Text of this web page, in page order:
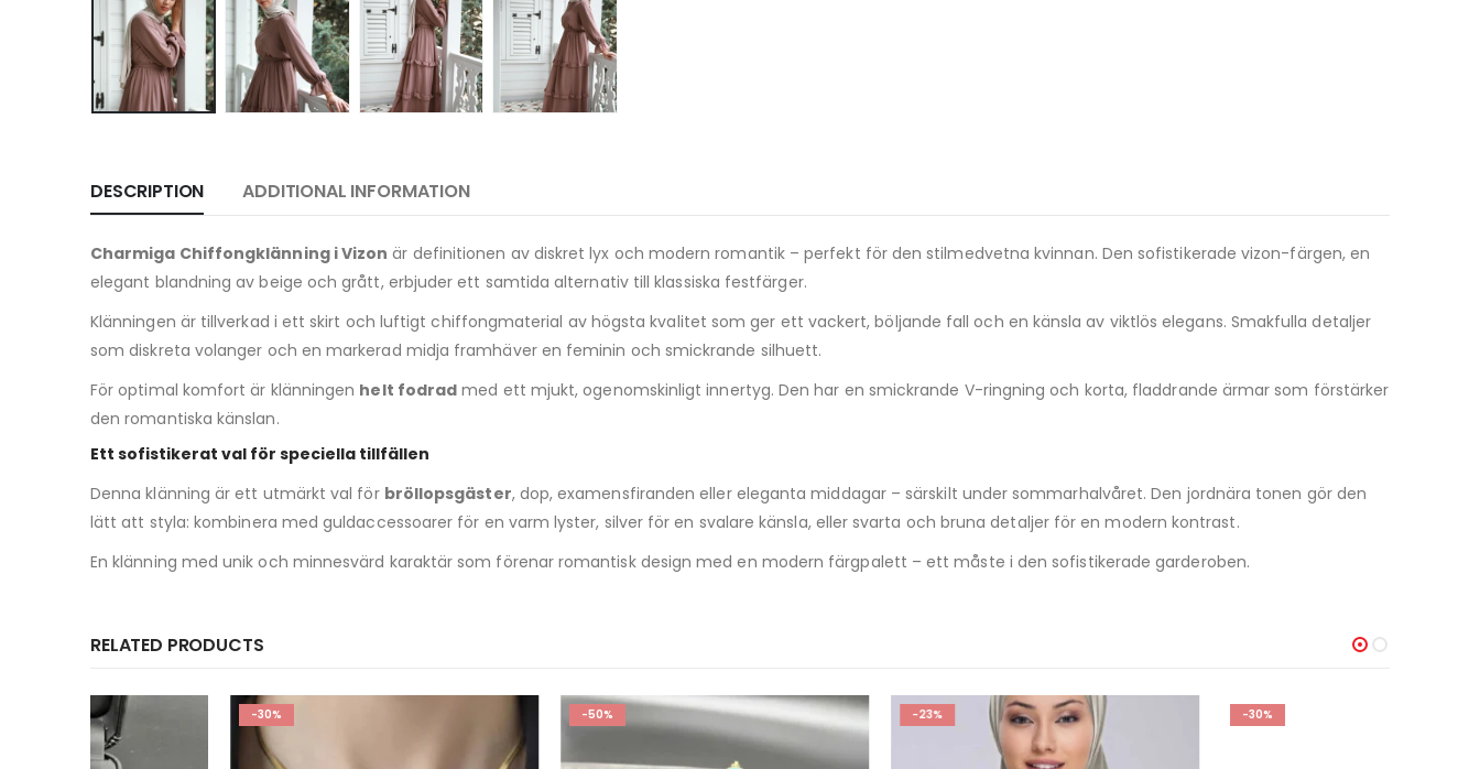
DESCRIPTION ADDITIONAL INFORMATION
Charmiga Chiffongklänning i Vizon är definitionen av diskret lyx och modern romantik – perfekt för den stilmedvetna kvinnan. Den sofistikerade vizon-färgen, en
elegant blandning av beige och grått, erbjuder ett samtida alternativ till klassiska festfärger.
Klänningen är tillverkad i ett skirt och luftigt chiffongmaterial av högsta kvalitet som ger ett vackert, böljande fall och en känsla av viktlös elegans. Smakfulla detaljer
som diskreta volanger och en markerad midja framhäver en feminin och smickrande silhuett.
För optimal komfort är klänningen helt fodrad med ett mjukt, ogenomskinligt innertyg. Den har en smickrande V-ringning och korta, fladdrande ärmar som förstärker
den romantiska känslan.
Ett sofistikerat val för speciella tillfällen
Denna klänning är ett utmärkt val för bröllopsgäster, dop, examensfiranden eller eleganta middagar – särskilt under sommarhalvåret. Den jordnära tonen gör den
lätt att styla: kombinera med guldaccessoarer för en varm lyster, silver för en svalare känsla, eller svarta och bruna detaljer för en modern kontrast.
En klänning med unik och minnesvärd karaktär som förenar romantisk design med en modern färgpalett – ett måste i den sofistikerade garderoben.
RELATED PRODUCTS
-30% -23% -30%